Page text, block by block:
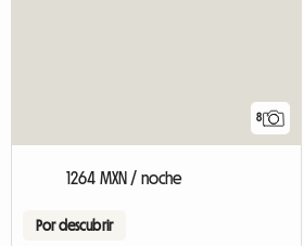
8
1264 MXN / noche
Por descubrir